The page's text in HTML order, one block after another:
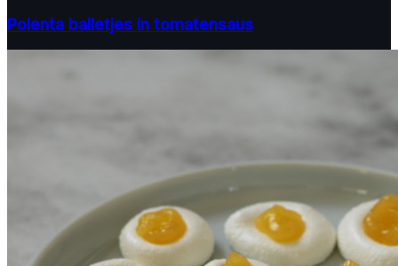
Polenta balletjes in tomatensaus